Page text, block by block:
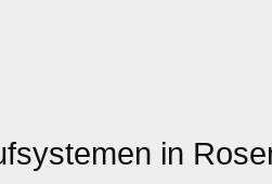
in